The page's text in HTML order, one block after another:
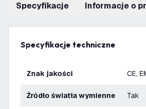
Specyfikacje informacje o
Specyfikacje techniczne
Znak jakości CE,
Źródło światła wymienne Tak